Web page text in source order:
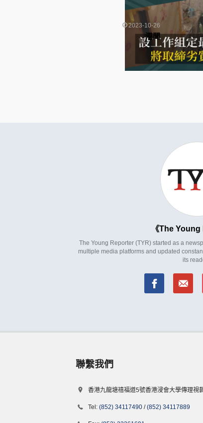
2023-10-26
港聞
The Young
The Young Reporter (TYR) started as a
multiple media platforms and updated
its
聯繫我們
香港九龍塘禧福道5號香港浸會大學傳理視
Tel: (852) 34117490 /(852) 34117889